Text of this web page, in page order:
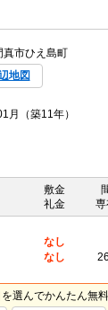
真市ひえ島町
地図
月（築11年）
敷金
礼金
専
なし
なし
選んでかんたん無料